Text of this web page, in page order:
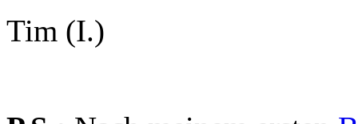
Tim (I.)